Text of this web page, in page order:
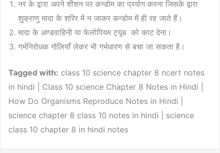
नर के द्वारा अपने शीशन पर कन्डोम का प्रयोग करना जिसके द्वारा
शुक्राणु मादा के शरिर में न जाकर कन्डोम में ही रह जाते हैं।
मादा के अण्डवाहिनी या फेलोपियम ट्यूब को काट देना।
गर्भनिरोधक गोलियाँ लेकर भी गर्भधारण से बचा जा सकता है।
Tagged with: class 10 science chapter 8 ncert notes
in hindi | Class 10 science Chapter 8 Notes in Hindi |
How Do Organisms Reproduce Notes in Hindi |
science chapter 8 class 10 notes in hindi | science
class 10 chapter 8 in hindi notes